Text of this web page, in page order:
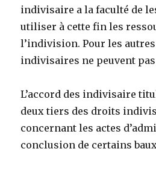
indivisaire a la faculté de
utiliser à cette fin les
l’indivision. Pour les autres
indivisaires ne peuvent
L’accord des indivisaire
deux tiers des droits
concernant les actes
conclusion de certains